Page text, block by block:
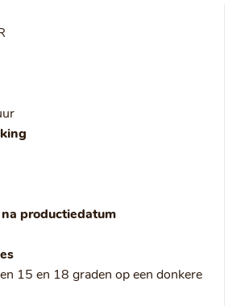
productiedatum
15 en 18 graden op een donkere